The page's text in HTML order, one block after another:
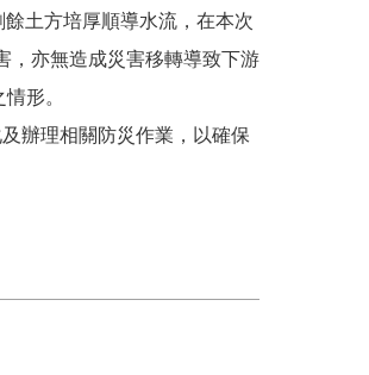
土方培厚順導水流，在本次
，亦無造成災害移轉導致下游
形。
辦理相關防災作業，以確保